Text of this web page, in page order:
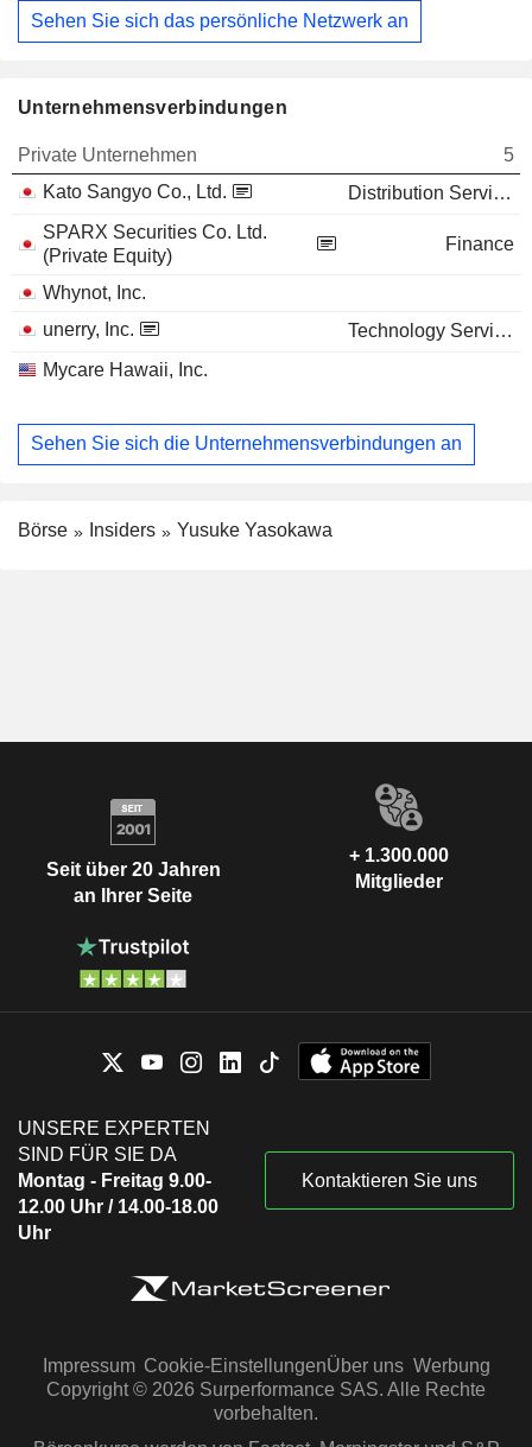
Sehen Sie sich das persönliche Netzwerk an
Unternehmensverbindungen
Private Unternehmen
5
Kato Sangyo Co., Ltd.
Distribution Services
SPARX Securities Co. Ltd.
(Private Equity)
Finance
Whynot, Inc.
unerry, Inc.
Technology Services
Mycare Hawaii, Inc.
Sehen Sie sich die Unternehmensverbindungen an
Börse Insiders Yusuke Yasokawa
Seit über 20 Jahren
an Ihrer Seite
+ 1.300.000
Mitglieder
UNSERE EXPERTEN
SIND FÜR SIE DA
Montag - Freitag 9.00-
12.00 Uhr / 14.00-18.00
Uhr
Kontaktieren Sie uns
Impressum Cookie-EinstellungenÜber uns Werbung
Copyright © 2026 Surperformance SAS. Alle Rechte
vorbehalten.